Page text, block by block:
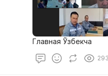
Главная Ўзбекча
293